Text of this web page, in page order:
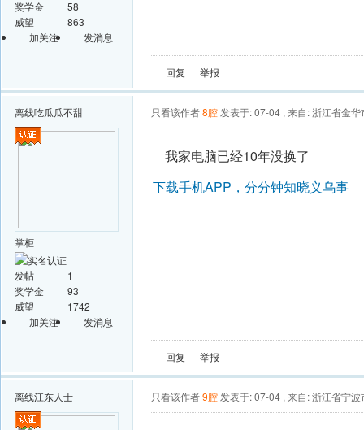
奖学金
58
威望
863
加关注
发消息
回复 举报
离线吃瓜瓜不甜
掌柜
发帖
1
奖学金
93
威望
1742
加关注
发消息
只看该作者8腔 发表于: 07-04 , 来自: 浙江省金华
我家电脑已经10年没换了
下载手机APP，分分钟知晓义乌事
回复 举报
离线江东人士 只看该作者9腔 发表于: 07-04 , 来自: 浙江省宁波